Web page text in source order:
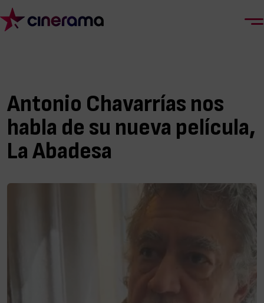
Antonio Chavarrías nos
habla de su nueva película,
La Abadesa